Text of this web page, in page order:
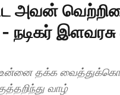
அவன்
நடிகர்
உன்னை தக்க
வாழ்